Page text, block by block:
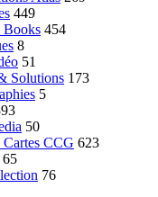
449
Books 454
8
51
Solutions 173
5
50
Cartes CCG 623
65
76